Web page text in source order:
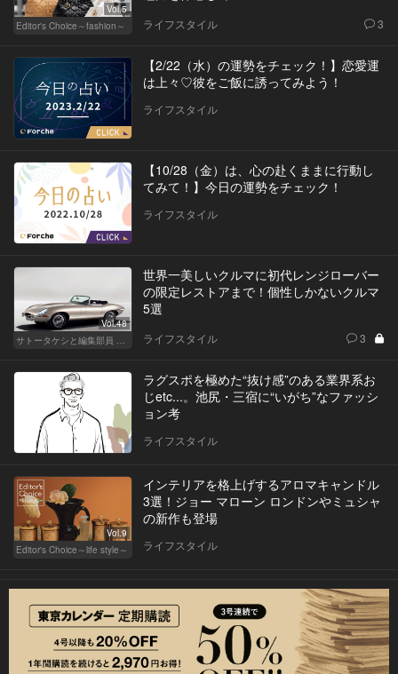
Vol.5
Editor's Choice～fashion～
ライフスタイル 3
【2/22（水）の運勢をチェック！】恋愛運
は上々♡彼をご飯に誘ってみよう！
ライフスタイル
【10/28（金）は、心の赴くままに行動し
てみて！】今日の運勢をチェック！
ライフスタイル
Vol.48
サトータケシと編集部員 船山の"CAR GENTSへの道"
世界一美しいクルマに初代レンジローバー
の限定レストアまで！個性しかないクルマ
5選
ライフスタイル 3
ラグスポを極めた“抜け感”のある業界系お
じetc...。池尻・三宿に“いがち”なファッシ
ョン考
ライフスタイル
Vol.9
Editor's Choice～life style～
インテリアを格上げするアロマキャンドル
3選！ジョー マローン ロンドンやミュシャ
の新作も登場
ライフスタイル